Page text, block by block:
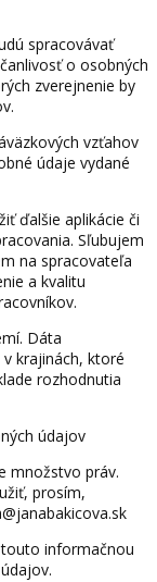
spracovávať
o osobných
zverejnenie by
vzťahov
údaje vydané
ďalšie aplikácie či
Sľubujem
na spracovateľa
a kvalitu
Dáta
krajinách, ktoré
rozhodnutia
údajov
množstvo práv.
prosím,
informačnou